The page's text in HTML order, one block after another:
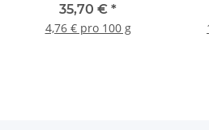
35,70 € *
4,76 € pro 100 g